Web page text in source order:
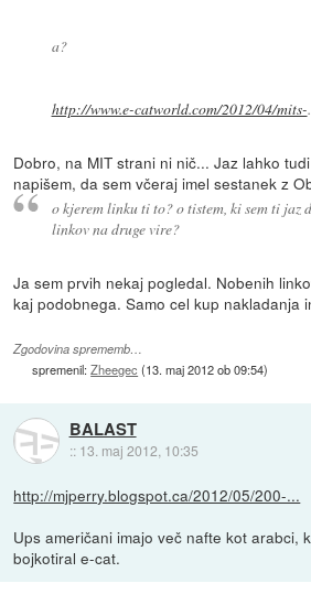
a?
http://www.e-catworld.com/2012/04/mits-
Dobro, na MIT strani ni nič... Jaz lahko
napišem, da sem včeraj imel sestanek z
o kjerem linku ti to? o tistem, ki sem ti jaz
linkov na druge vire?
Ja sem prvih nekaj pogledal. Nobenih
kaj podobnega. Samo cel kup nakladanja
Zgodovina sprememb…
spremenil:Zheegec (13. maj 2012 ob 09:54)
BALAST
:: 13. maj 2012, 10:35
http://mjperry.blogspot.ca/2012/05/200-...
Ups američani imajo več nafte kot arabci,
bojkotiral e-cat.